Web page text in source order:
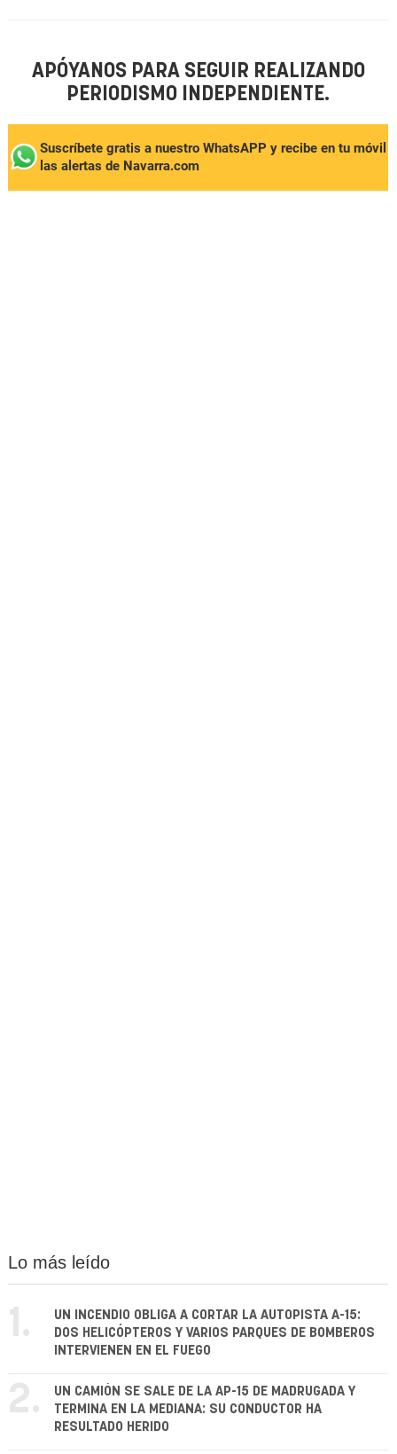
APÓYANOS PARA SEGUIR REALIZANDO
PERIODISMO INDEPENDIENTE.
Suscríbete gratis a nuestro WhatsAPP y recibe en tu móvil
las alertas de Navarra.com
Lo más leído
1.
UN INCENDIO OBLIGA A CORTAR LA AUTOPISTA A-15:
DOS HELICÓPTEROS Y VARIOS PARQUES DE BOMBEROS
INTERVIENEN EN EL FUEGO
2.
UN CAMIÓN SE SALE DE LA AP-15 DE MADRUGADA Y
TERMINA EN LA MEDIANA: SU CONDUCTOR HA
RESULTADO HERIDO